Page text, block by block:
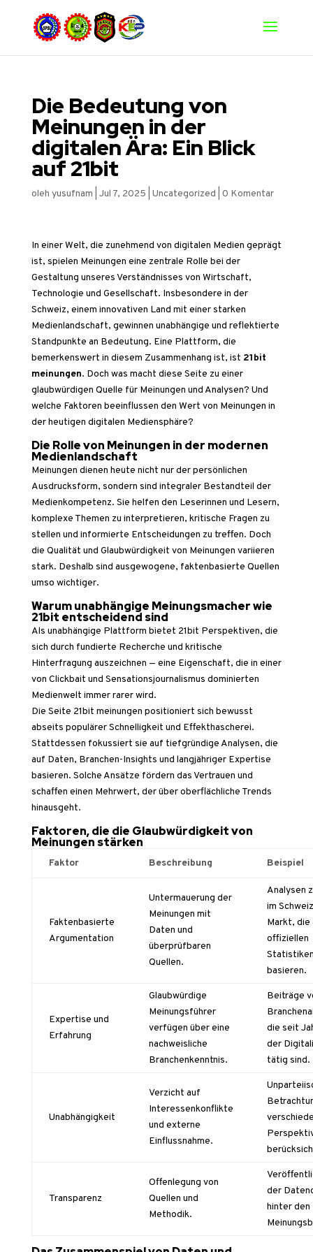
Die Bedeutung von
Meinungen in der
digitalen Ära: Ein Blick
auf 21bit
oleh yusufnam Jul 7, 2025 Uncategorized 0 Komentar
In einer Welt, die zunehmend von digitalen Medien geprägt
ist, spielen Meinungen eine zentrale Rolle bei der
Gestaltung unseres Verständnisses von Wirtschaft,
Technologie und Gesellschaft. Insbesondere in der
Schweiz, einem innovativen Land mit einer starken
Medienlandschaft, gewinnen unabhängige und reflektierte
Standpunkte an Bedeutung. Eine Plattform, die
bemerkenswert in diesem Zusammenhang ist, ist 21bit
meinungen. Doch was macht diese Seite zu einer
glaubwürdigen Quelle für Meinungen und Analysen? Und
welche Faktoren beeinflussen den Wert von Meinungen in
der heutigen digitalen Mediensphäre?
Die Rolle von Meinungen in der modernen
Medienlandschaft
Meinungen dienen heute nicht nur der persönlichen
Ausdrucksform, sondern sind integraler Bestandteil der
Medienkompetenz. Sie helfen den Leserinnen und Lesern,
komplexe Themen zu interpretieren, kritische Fragen zu
stellen und informierte Entscheidungen zu treffen. Doch
die Qualität und Glaubwürdigkeit von Meinungen variieren
stark. Deshalb sind ausgewogene, faktenbasierte Quellen
umso wichtiger.
Warum unabhängige Meinungsmacher wie
21bit entscheidend sind
Als unabhängige Plattform bietet 21bit Perspektiven, die
sich durch fundierte Recherche und kritische
Hinterfragung auszeichnen — eine Eigenschaft, die in einer
von Clickbait und Sensationsjournalismus dominierten
Medienwelt immer rarer wird.
Die Seite 21bit meinungen positioniert sich bewusst
abseits populärer Schnelligkeit und Effekthascherei.
Stattdessen fokussiert sie auf tiefgründige Analysen, die
auf Daten, Branchen-Insights und langjähriger Expertise
basieren. Solche Ansätze fördern das Vertrauen und
schaffen einen Mehrwert, der über oberflächliche Trends
hinausgeht.
Faktoren, die die Glaubwürdigkeit von
Meinungen stärken
Faktor Beschreibung Beispiel
Faktenbasierte
Argumentation
Untermauerung der
Meinungen mit
Daten und
überprüfbaren
Quellen.
Analysen
im
Markt, die
offiziellen
basieren.
Expertise und
Erfahrung
Glaubwürdige
Meinungsführer
verfügen über eine
nachweisliche
Branchenkenntnis.
Beiträge
die seit
der
tätig sind.
Unabhängigkeit
Verzicht auf
Interessenkonflikte
und externe
Einflussnahme.
Transparenz
Offenlegung von
Quellen und
Methodik.
der
hinter den